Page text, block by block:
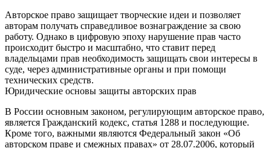
Авторское право защищает творческие идеи и позволяет
авторам получать справедливое вознаграждение за свою
работу. Однако в цифровую эпоху нарушение прав часто
происходит быстро и масштабно, что ставит перед
владельцами прав необходимость защищать свои интересы в
суде, через административные органы и при помощи
технических средств.
Юридические основы защиты авторских прав
В России основным законом, регулирующим авторское право,
является Гражданский кодекс, статья 1288 и последующие.
Кроме того, важными являются Федеральный закон «Об
авторском праве и смежных правах» от 28.07.2006, который